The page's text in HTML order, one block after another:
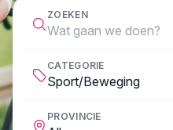
ZOEKEN
CATEGORIE
PROVINCIE